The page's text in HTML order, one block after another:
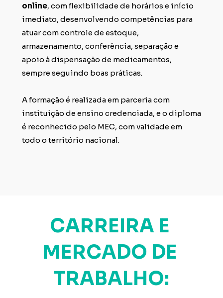
online, com flexibilidade de horários e início
imediato, desenvolvendo competências para
atuar com controle de estoque,
armazenamento, conferência, separação e
apoio à dispensação de medicamentos,
sempre seguindo boas práticas.
A formação é realizada em parceria com
instituição de ensino credenciada, e o diploma
é reconhecido pelo MEC, com validade em
todo o território nacional.
CARREIRA E
MERCADO DE
TRABALHO: